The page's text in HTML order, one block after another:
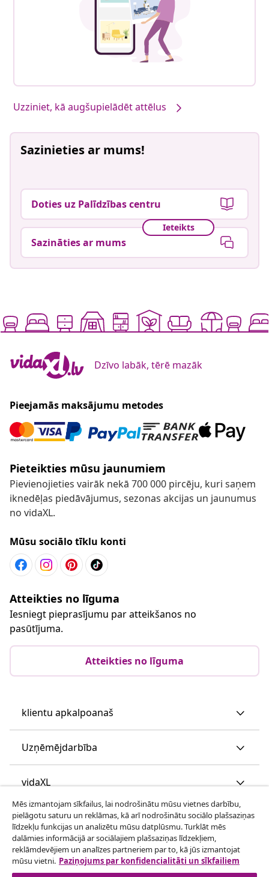
Uzziniet, kā augšupielādēt attēlus
Sazinieties ar mums!
Doties uz Palīdzības centru
Ieteikts
Sazināties ar mums
Dzīvo labāk, tērē mazāk
Pieejamās maksājumu metodes
Pieteikties mūsu jaunumiem
Pievienojieties vairāk nekā 700 000 pircēju, kuri saņem
iknedēļas piedāvājumus, sezonas akcijas un jaunumus
no vidaXL.
Mūsu sociālo tīklu konti
Atteikties no līguma
Iesniegt pieprasījumu par atteikšanos no
pasūtījuma.
Atteikties no līguma
klientu apkalpoanaš
Uzņēmējdarbība
vidaXL
Apskatiet vairāk
Mēs izmantojam sīkfailus, lai nodrošinātu mūsu vietnes darbību,
pielāgotu saturu un reklāmas, kā arī nodrošinātu sociālo plašsaziņas
līdzekļu funkcijas un analizētu mūsu datplūsmu. Turklāt mēs
dalāmies informācijā ar sociālajiem plašsaziņas līdzekļiem,
reklāmdevējiem un analīzes partneriem par to, kā jūs izmantojat
mūsu vietni. Paziņojums par konfidencialitāti un sīkfailiem